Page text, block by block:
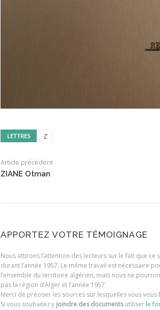
LETTRES Z
Article précédent
ZIANE Otman
APPORTEZ VOTRE TÉMOIGNAGE
Nous attirons l’attention des lecteurs sur le fait que
durant l’année 1957. Le même travail est nécessaire
l’ensemble du territoire algérien, mais nous ne
pas la région d’Alger et l’année 1957.
Merci de préciser les sources sur lesquelles vous vous
Si vous souhaitez y joindre des documentsutiliser le